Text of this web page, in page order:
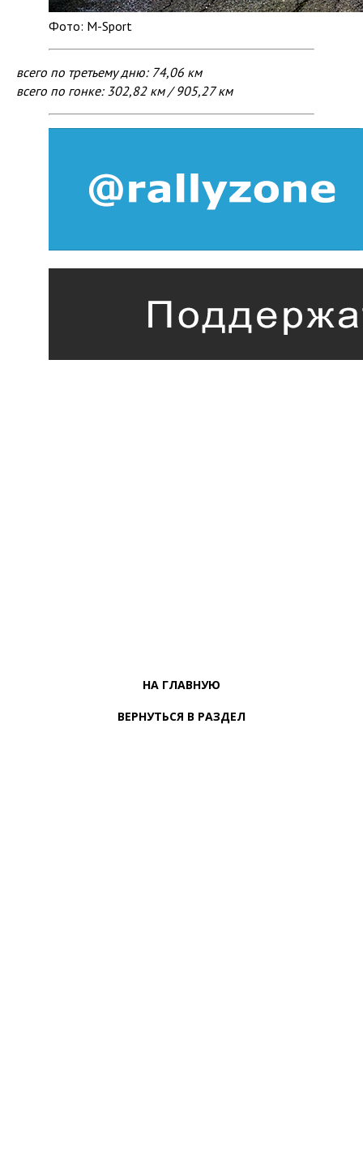
Фото: M-Sport
всего по третьему дню: 74,06 км
всего по гонке: 302,82 км / 905,27 км
НА ГЛАВНУЮ
ВЕРНУТЬСЯ В РАЗДЕЛ